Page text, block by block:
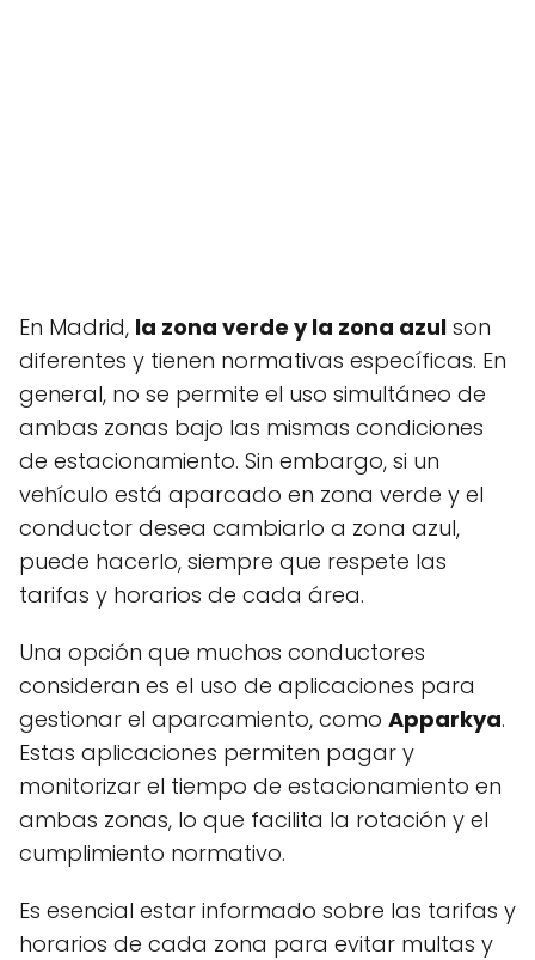
En Madrid, la zona verde y la zona azul son
diferentes y tienen normativas específicas. En
general, no se permite el uso simultáneo de
ambas zonas bajo las mismas condiciones
de estacionamiento. Sin embargo, si un
vehículo está aparcado en zona verde y el
conductor desea cambiarlo a zona azul,
puede hacerlo, siempre que respete las
tarifas y horarios de cada área.
Una opción que muchos conductores
consideran es el uso de aplicaciones para
gestionar el aparcamiento, como Apparkya.
Estas aplicaciones permiten pagar y
monitorizar el tiempo de estacionamiento en
ambas zonas, lo que facilita la rotación y el
cumplimiento normativo.
Es esencial estar informado sobre las tarifas y
horarios de cada zona para evitar multas y